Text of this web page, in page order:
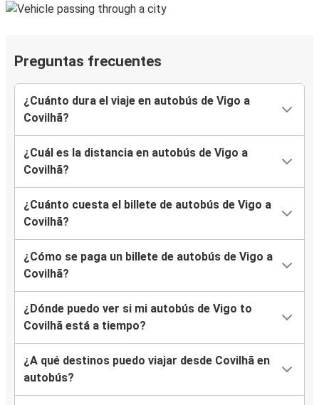
Preguntas frecuentes
¿Cuánto dura el viaje en autobús de Vigo a
Covilhã?
¿Cuál es la distancia en autobús de Vigo a
Covilhã?
¿Cuánto cuesta el billete de autobús de Vigo a
Covilhã?
¿Cómo se paga un billete de autobús de Vigo a
Covilhã?
¿Dónde puedo ver si mi autobús de Vigo to
Covilhã está a tiempo?
¿A qué destinos puedo viajar desde Covilhã en
autobús?